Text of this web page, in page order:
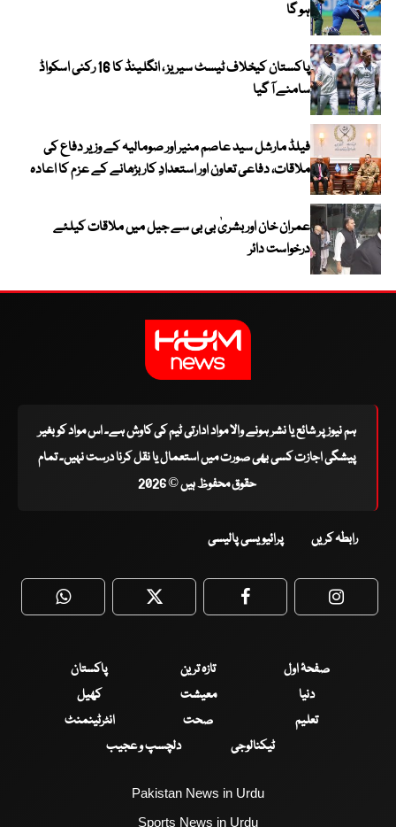
ہو گا
پاکستان کیخلاف ٹیسٹ سیریز ، انگلینڈ کا 16 رکنی اسکواڈ
سامنے آ گیا
فیلڈ مارشل سید عاصم منیر اور صومالیہ کے وزیر دفاع کی
ملاقات، دفاعی تعاون اور استعدادِ کار بڑھانے کے عزم کا اعادہ
عمران خان اور بشریٰ بی بی سے جیل میں ملاقات کیلئے
درخواست دائر
ہم نیوز پر شائع یا نشر ہونے والا مواد ادارتی ٹیم کی کاوش ہے۔ اس مواد کو بغیر
پیشگی اجازت کسی بھی صورت میں استعمال یا نقل کرنا درست نہیں۔ تمام
حقوق محفوظ ہیں © 2026
رابطہ کریں پرائیویسی پالیسی
WhatsApp Twitter Facebook
صفحۂ اول تازہ ترین
پاکستان
دنیا
معیشت
کھیل
تعلیم
صحت
انٹرٹینمنٹ
ٹیکنالوجی
دلچسپ و عجیب
Pakistan News in Urdu
Sports News in Urdu